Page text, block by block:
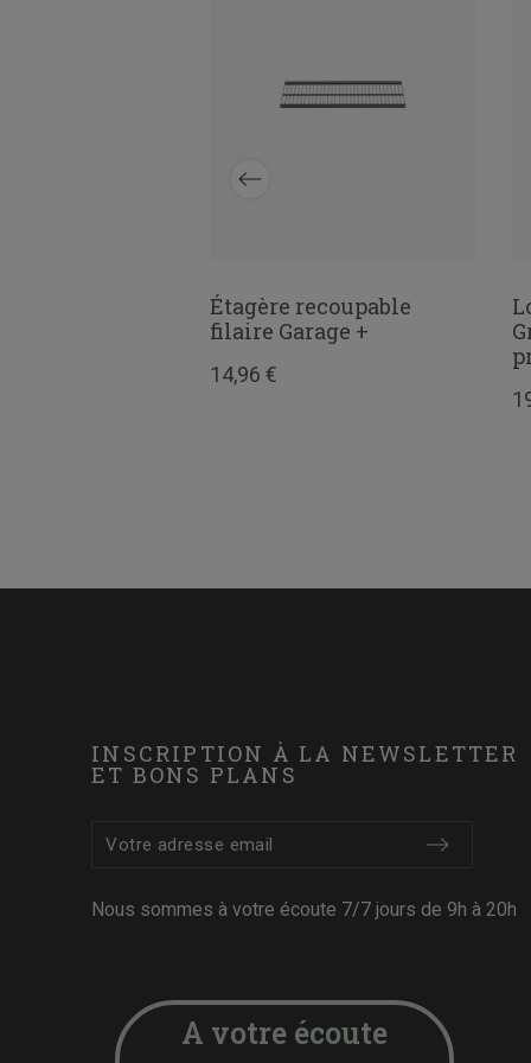
Étagère recoupable
filaire Garage +
14,96 €
INSCRIPTION À LA NEWSLETTER
ET BONS PLANS
Nous sommes à votre écoute 7/7 jours de 9h à 20h
A votre écoute